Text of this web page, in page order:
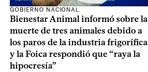
GOBIERNO NACIONAL
Bienestar Animal informó sobre la
muerte de tres animales debido a
los paros de la industria frigorífica
y la Foica respondió que “raya la
hipocresía”